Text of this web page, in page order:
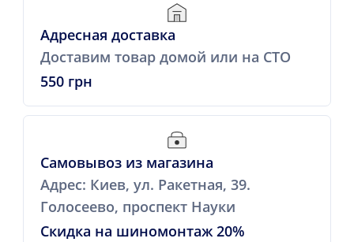
Адресная доставка
Доставим товар домой или на СТО
550 грн
Самовывоз из магазина
Адрес: Киев, ул. Ракетная, 39.
Голосеево, проспект Науки
Скидка на шиномонтаж 20%